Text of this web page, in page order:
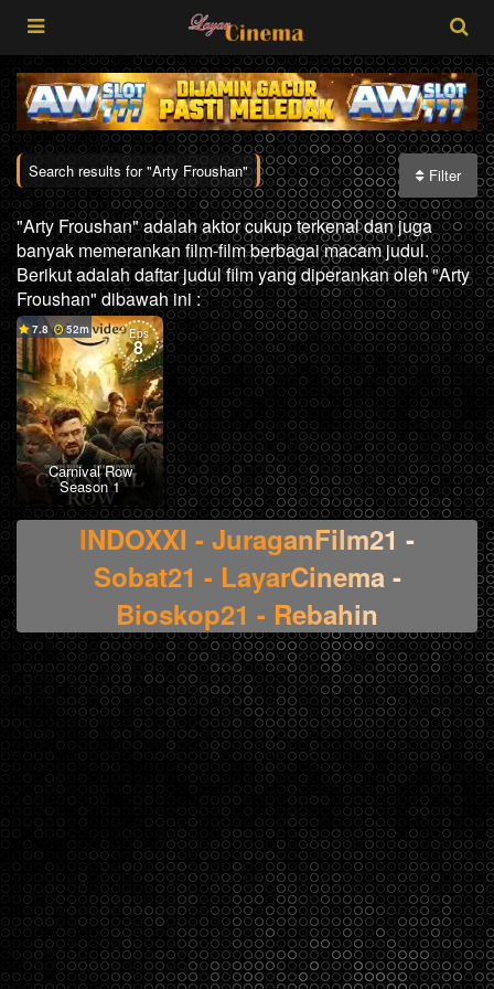
Filter
Search results for "Arty Froushan"
"Arty Froushan" adalah aktor cukup terkenal dan juga
banyak memerankan film-film berbagai macam judul.
Berikut adalah daftar judul film yang diperankan oleh "Arty
Froushan" dibawah ini :
Eps
8
7.8 52
Carnival Row
Season 1
INDOXXI - JuraganFilm21 -
Sobat21 - LayarCinema -
Bioskop21 - Rebahin